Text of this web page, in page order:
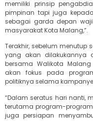
memiliki prinsip
pimpinan tapi juga
sebagai garda depan
masyarakat Kota Malang,”.
Terakhir, sebelum menutup
yang akan dilakukannya
bersama Walikota
akan fokus pada
politiknya selama
“Dalam seratus hari nanti,
terutama program-
juga persiapan